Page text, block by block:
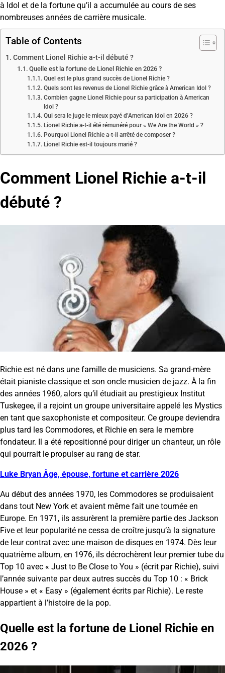
à Idol et de la fortune qu’il a accumulée au cours de ses
nombreuses années de carrière musicale.
Table of Contents
Comment Lionel Richie a-t-il débuté ?
Quelle est la fortune de Lionel Richie en 2026 ?
Quel est le plus grand succès de Lionel Richie ?
Quels sont les revenus de Lionel Richie grâce à American Idol ?
Combien gagne Lionel Richie pour sa participation à American
Idol ?
Qui sera le juge le mieux payé d’American Idol en 2026 ?
Lionel Richie a-t-il été rémunéré pour « We Are the World » ?
Pourquoi Lionel Richie a-t-il arrêté de composer ?
Lionel Richie est-il toujours marié ?
Comment Lionel Richie a-t-il
débuté ?
Richie est né dans une famille de musiciens. Sa grand-mère
était pianiste classique et son oncle musicien de jazz. À la fin
des années 1960, alors qu’il étudiait au prestigieux Institut
Tuskegee, il a rejoint un groupe universitaire appelé les Mystics
en tant que saxophoniste et compositeur. Ce groupe deviendra
plus tard les Commodores, et Richie en sera le membre
fondateur. Il a été repositionné pour diriger un chanteur, un rôle
qui pourrait le propulser au rang de star.
Luke Bryan Âge, épouse, fortune et carrière 2026
Au début des années 1970, les Commodores se produisaient
dans tout New York et avaient même fait une tournée en
Europe. En 1971, ils assurèrent la première partie des Jackson
Five et leur popularité ne cessa de croître jusqu’à la signature
de leur contrat avec une maison de disques en 1974. Dès leur
quatrième album, en 1976, ils décrochèrent leur premier tube du
Top 10 avec « Just to Be Close to You » (écrit par Richie), suivi
l’année suivante par deux autres succès du Top 10 : « Brick
House » et « Easy » (également écrits par Richie). Le reste
appartient à l’histoire de la pop.
Quelle est la fortune de Lionel Richie en
2026 ?